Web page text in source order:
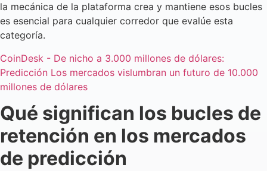
la mecánica de la plataforma crea y mantiene esos bucles
es esencial para cualquier corredor que evalúe esta
categoría.
CoinDesk - De nicho a 3.000 millones de dólares:
Predicción Los mercados vislumbran un futuro de 10.000
millones de dólares
Qué significan los bucles de
retención en los mercados
de predicción